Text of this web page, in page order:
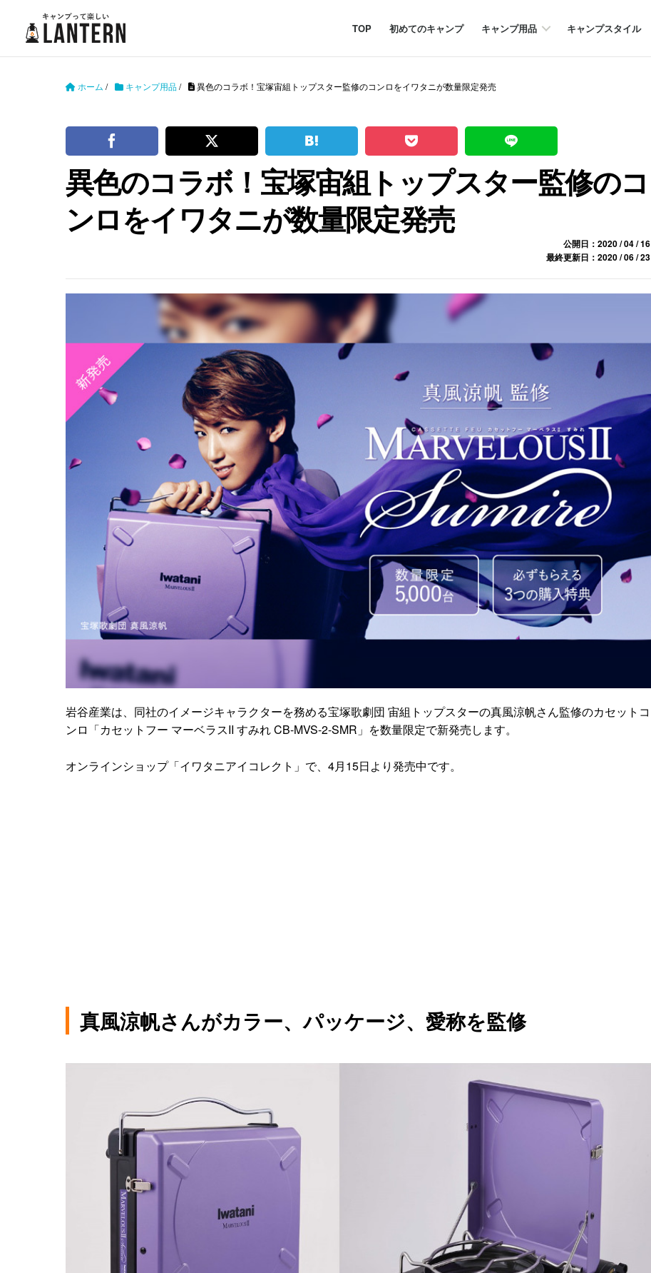
TOP 初めてのキャンプ キャンプ用品 キャンプスタイル
ホーム / キャンプ用品/ 異色のコラボ！宝塚宙組トップスター監修のコンロをイワタニが数量限定発売
異色のコラボ！宝塚宙組トップスター監修のコ
ンロをイワタニが数量限定発売
公開日：2020 / 04 / 16
最終更新日：2020 / 06 / 23
岩谷産業は、同社のイメージキャラクターを務める宝塚歌劇団 宙組トップスターの真風涼帆さん監修のカセットコ
ンロ「カセットフー マーベラスII すみれ CB-MVS-2-SMR」を数量限定で新発売します。
オンラインショップ「イワタニアイコレクト」で、4月15日より発売中です。
真風涼帆さんがカラー、パッケージ、愛称を監修